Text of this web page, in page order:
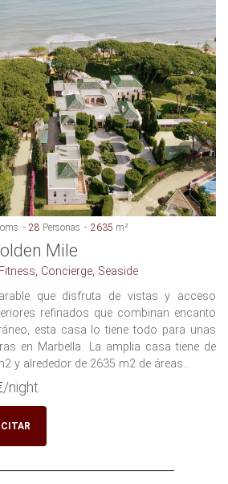
28 Personas 2635 m²
Mile
Concierge, Seaside
que disfruta de vistas y acceso
refinados que combinan encanto
esta casa lo tiene todo para unas
en Marbella. La amplia casa tiene de
y alrededor de 2635 m2 de áreas...
/night